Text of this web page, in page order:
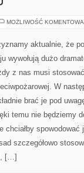
MOŻLIWOŚĆ
aktualnie, że
wywołują dużo
z nas musi
W
brać je pod
temu nie będziemy
chciałby
szczegółowo
[…]